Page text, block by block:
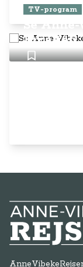
TV-program
Se
Kroatien
Anne-Vibeke